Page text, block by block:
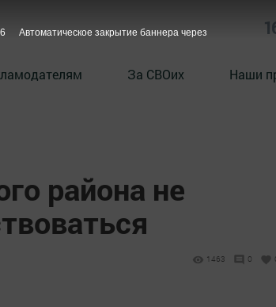
За СВОих Наши
района не
1463 0
5 Автоматическое закрытие баннера через